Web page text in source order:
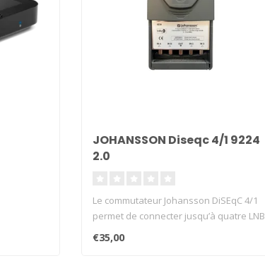
JOHANSSON Diseqc 4/1 9224
2.0
Le commutateur Johansson DiSEqC 4/1
permet de connecter jusqu’à quatre LNB
€35,00